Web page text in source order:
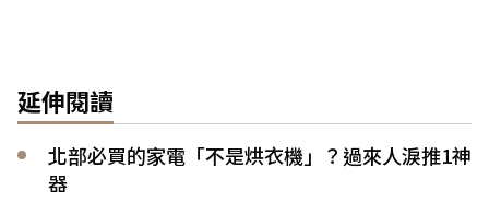
延伸閱讀
北部必買的家電「不是烘衣機」？過來人淚推1神
器